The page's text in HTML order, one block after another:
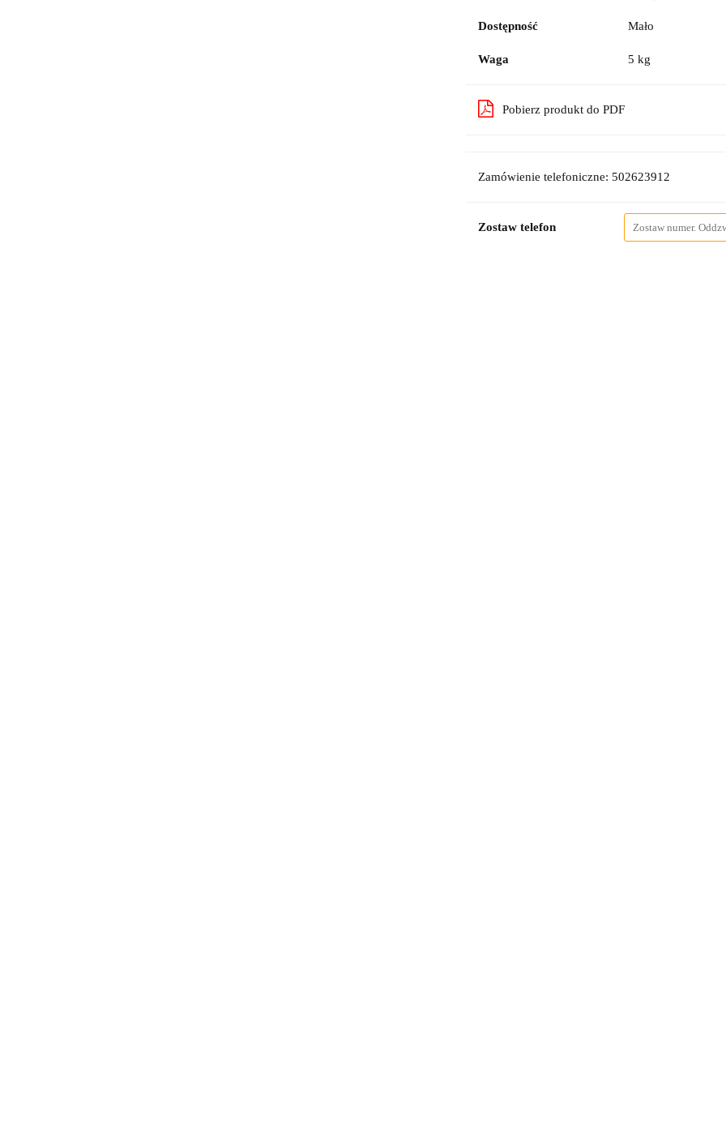
Dostępność Mało
Waga 5 kg
Pobierz produkt do PDF
Zamówienie telefoniczne: 502623912
Zostaw telefon